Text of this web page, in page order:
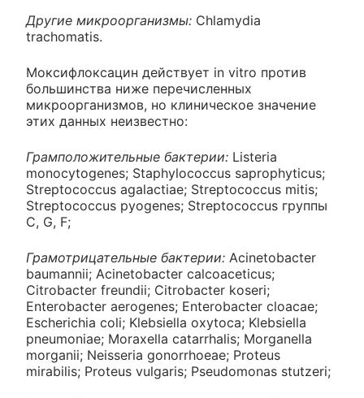
Другие микроорганизмы: Chlamydia
trachomatis.
Моксифлоксацин действует in vitro против
большинства ниже перечисленных
микроорганизмов, но клиническое значение
этих данных неизвестно:
Грамположительные бактерии: Listeria
monocytogenes; Staphylococcus saprophyticus;
Streptococcus agalactiae; Streptococcus mitis;
Streptococcus pyogenes; Streptococcus группы
С, G, F;
Грамотрицательные бактерии: Acinetobacter
baumannii; Acinetobacter calcoaceticus;
Citrobacter freundii; Citrobacter koseri;
Enterobacter aerogenes; Enterobacter cloacae;
Escherichia coli; Klebsiella oxytoca; Klebsiella
pneumoniae; Moraxella catarrhalis; Morganella
morganii; Neisseria gonorrhoeae; Proteus
mirabilis; Proteus vulgaris; Pseudomonas stutzeri;